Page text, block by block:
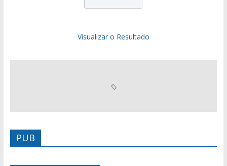
Visualizar o Resultado
PUB